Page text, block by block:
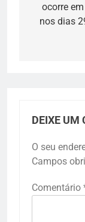
ocorre
nos dias
DEIXE UM
O seu
Campos
Comentário